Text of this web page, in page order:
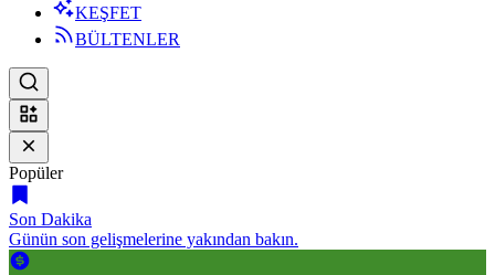
KEŞFET
BÜLTENLER
Popüler
Son Dakika
Günün son gelişmelerine yakından bakın.